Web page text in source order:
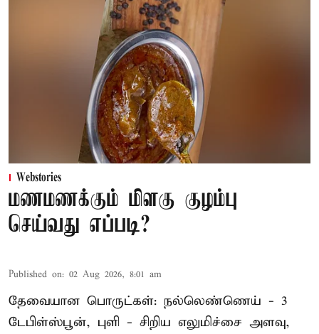
Webstories
மணமணக்கும் மிளகு குழம்பு
செய்வது எப்படி?
Published on: 02 Aug 2026, 8:01 am
தேவையான பொருட்கள்: நல்லெண்ணெய் - 3
டேபிள்ஸ்பூன், புளி - சிறிய எலுமிச்சை அளவு,